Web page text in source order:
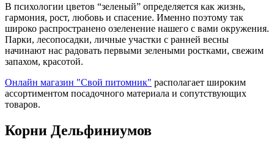
В психологии цветов “зеленый” определяется как жизнь,
гармония, рост, любовь и спасение. Именно поэтому так
широко распространено озеленение нашего с вами окружения.
Парки, лесопосадки, личные участки с ранней весны
начинают нас радовать первыми зелеными ростками, свежим
запахом, красотой.
Онлайн магазин "Свой питомник" располагает широким
ассортиментом посадочного материала и сопутствующих
товаров.
Корни Дельфиниумов